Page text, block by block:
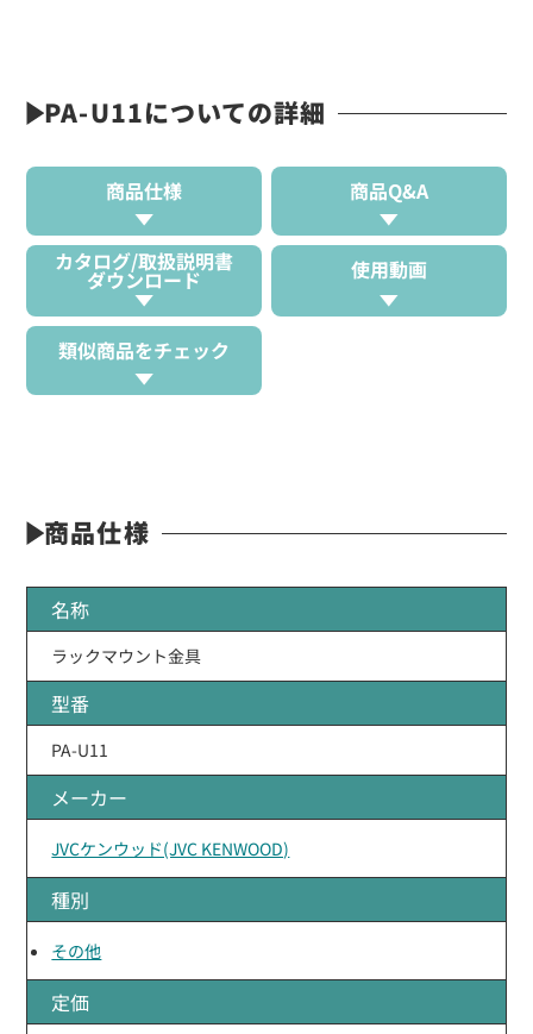
PA-U11についての詳細
商品仕様 商品Q&A
カタログ/取扱説明書
ダウンロード 使用動画
類似商品をチェック
商品仕様
名称
ラックマウント金具
型番
PA-U11
メーカー
JVCケンウッド(JVC KENWOOD)
種別
その他
定価